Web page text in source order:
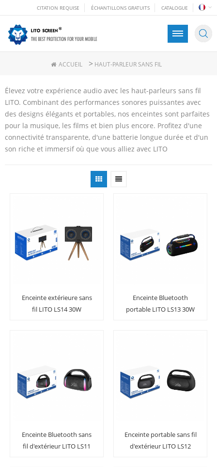
CITATION REQUISE ÉCHANTILLONS GRATUITS CATALOGUE
ACCUEIL > HAUT-PARLEUR SANS FIL
Élevez votre expérience audio avec les haut-parleurs sans fil
LITO. Combinant des performances sonores puissantes avec
des designs élégants et portables, nos enceintes sont parfaites
pour la musique, les films et bien plus encore. Profitez d'une
connectivité transparente, d'une batterie longue durée et d'un
son riche et immersif où que vous alliez avec LITO
Enceinte extérieure sans
fil LITO LS14 30W
Enceinte Bluetooth
portable LITO LS13 30W
Enceinte Bluetooth sans
fil d'extérieur LITO LS11
Enceinte portable sans fil
d'extérieur LITO LS12